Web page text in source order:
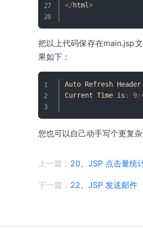
</html>
把以上代码保存在main.jsp
果如下：
Auto Refresh Header
Current Time is : 9:
您也可以自己动手写个更复杂
上一篇： 20、JSP 点击量统
下一篇： 22、JSP 发送邮件